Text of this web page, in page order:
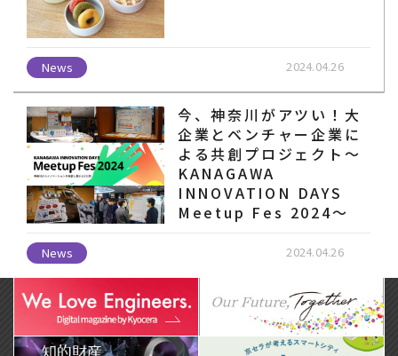
News 2024.04.26
今、神奈川がアツい！大
企業とベンチャー企業に
よる共創プロジェクト～
KANAGAWA
INNOVATION DAYS
Meetup Fes 2024～
News 2024.04.26